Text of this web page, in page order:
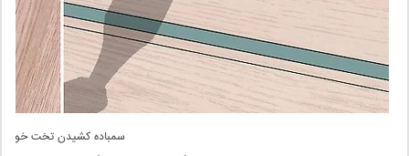
سمباده کشیدن تخت خواب